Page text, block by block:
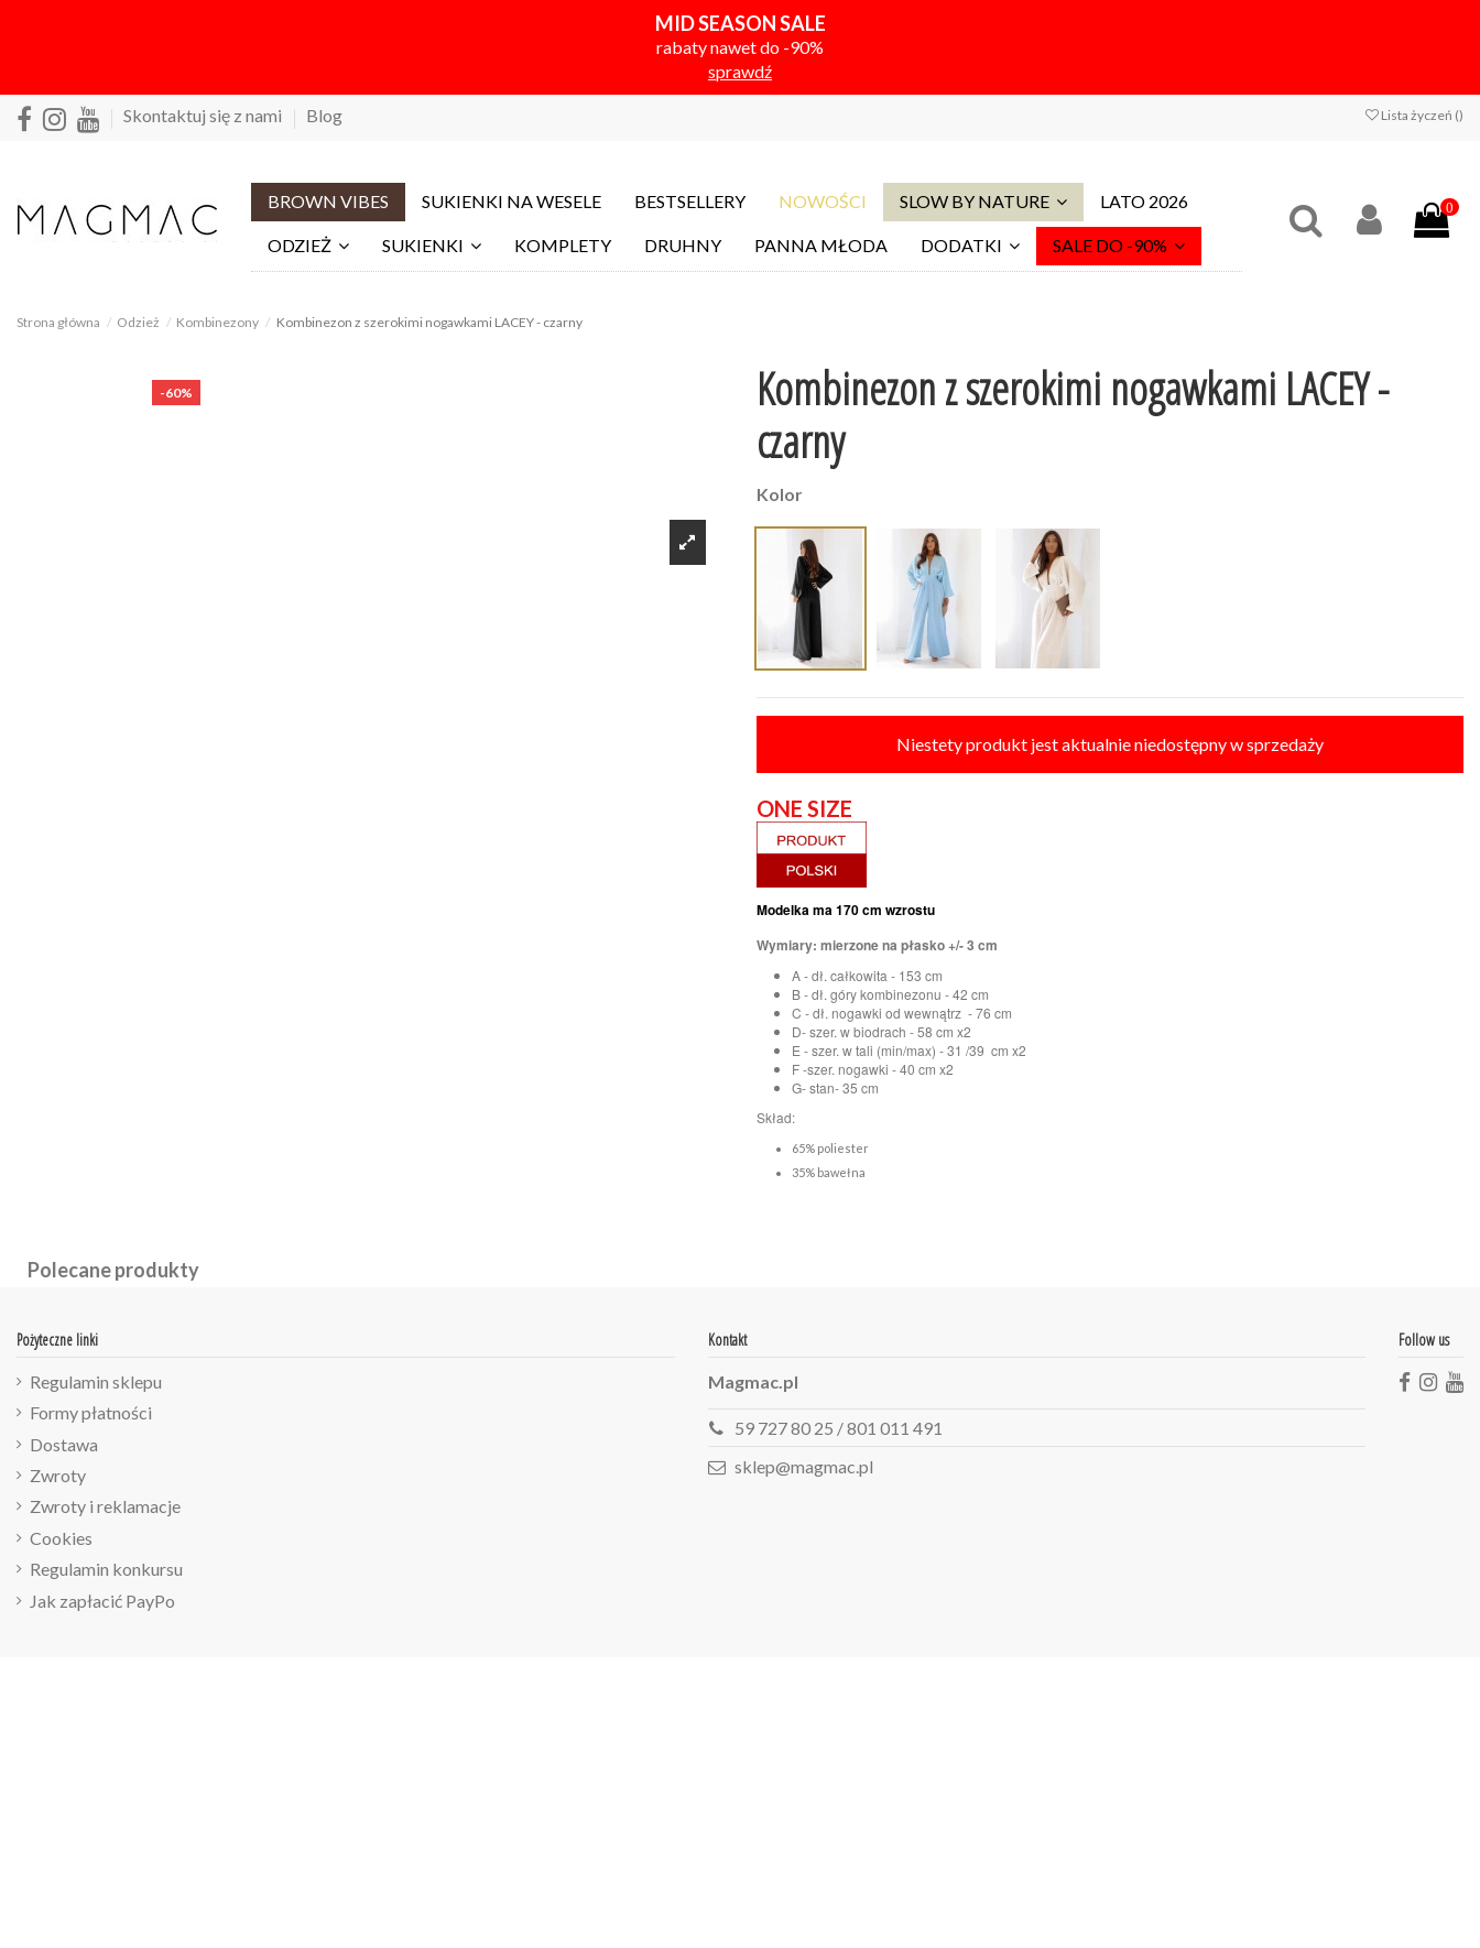
MID SEASON SALE
rabaty nawet do -90%
sprawdź
Skontaktuj się z nami Blog Lista życzeń ()
BROWN VIBES SUKIENKI NA WESELE BESTSELLERY NOWOŚCI SLOW BY NATURE LATO 2026
ODZIEŻ SUKIENKI KOMPLETY DRUHNY PANNA MŁODA DODATKI SALE DO -90%
0
Strona główna Odzież Kombinezony Kombinezon z szerokimi nogawkami LACEY - czarny
-60%
Kombinezon z szerokimi nogawkami LACEY -
czarny
Kolor
Niestety produkt jest aktualnie niedostępny w sprzedaży
ONE SIZE
Modelka ma 170 cm wzrostu
Wymiary: mierzone na płasko +/- 3 cm
A - dł. całkowita - 153 cm
B - dł. góry kombinezonu - 42 cm
C - dł. nogawki od wewnątrz - 76 cm
D- szer. w biodrach - 58 cm x2
E - szer. w tali (min/max) - 31 /39 cm x2
F -szer. nogawki - 40 cm x2
G- stan- 35 cm
Skład:
65% poliester
35% bawełna
Polecane produkty
Pożyteczne linki
Regulamin sklepu
Formy płatności
Dostawa
Zwroty
Zwroty i reklamacje
Cookies
Regulamin konkursu
Jak zapłacić PayPo
Kontakt
Magmac.pl
59 727 80 25 / 801 011 491
sklep@magmac.pl
Follow us